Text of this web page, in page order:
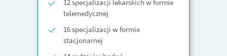
12 specjalizacji lekarskich w formie
telemedycznej
16 specjalizacji w formie
stacjonarnej